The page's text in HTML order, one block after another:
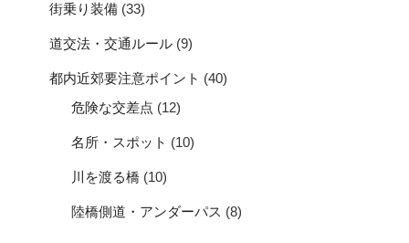
街乗り装備 (33)
道交法・交通ルール (9)
都内近郊要注意ポイント (40)
危険な交差点 (12)
名所・スポット (10)
川を渡る橋 (10)
陸橋側道・アンダーパス (8)